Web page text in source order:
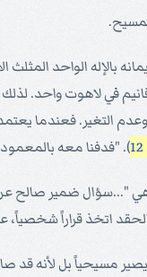
بالإله الواحد
أقانيم في لاهوت
التغير. فعندما
). "فدفنا معه
"...سؤال ضمير صالح
اتخذ قراراً شخصياً،